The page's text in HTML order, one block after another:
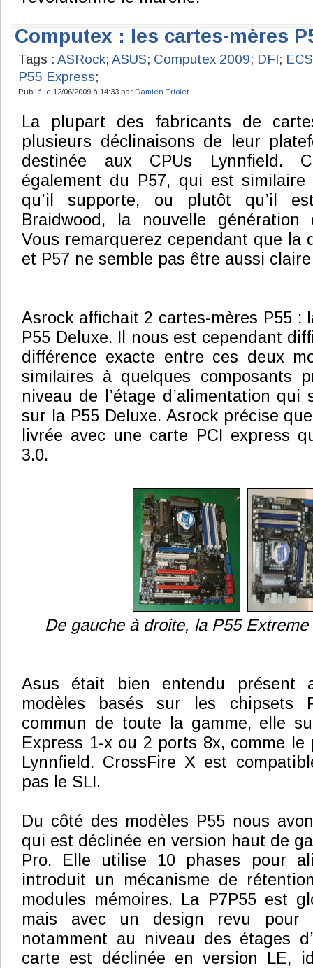
Computex : les cartes-mères
Tags : ASRock; ASUS; Computex 2009; DFI; ECS
P55 Express;
Publié le 12/06/2009 à 14:33 par Damien Triolet
La plupart des fabricants de
plusieurs déclinaisons de leur
destinée aux CPUs Lynnfield.
également du P57, qui est
qu’il supporte, ou plutôt qu’il
Braidwood, la nouvelle génération
Vous remarquerez cependant que la
et P57 ne semble pas être aussi
Asrock affichait 2 cartes-mères P55 :
P55 Deluxe. Il nous est cependant
différence exacte entre ces deux
similaires à quelques composants
niveau de l’étage d’alimentation qui
sur la P55 Deluxe. Asrock précise
livrée avec une carte PCI express
3.0.
De gauche à droite, la P55
Asus était bien entendu présent
modèles basés sur les chipsets
commun de toute la gamme, elle
Express 1-x ou 2 ports 8x, comme le
Lynnfield. CrossFire X est
pas le SLI.
Du côté des modèles P55 nous
qui est déclinée en version haut de
Pro. Elle utilise 10 phases pour
introduit un mécanisme de
modules mémoires. La P7P55 est
mais avec un design revu pour
notamment au niveau des étages
carte est déclinée en version LE,